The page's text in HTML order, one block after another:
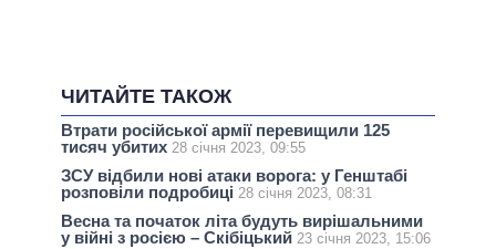
ЧИТАЙТЕ ТАКОЖ
Втрати російської армії перевищили 125
тисяч убитих 28 січня 2023, 09:55
ЗСУ відбили нові атаки ворога: у Генштабі
розповіли подробиці 28 січня 2023, 08:31
Весна та початок літа будуть вирішальними
у війні з росією – Скібіцький 23 січня 2023, 15:06